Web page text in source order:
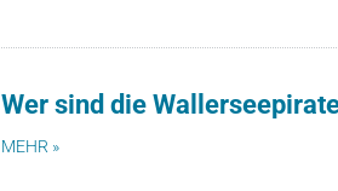
Wer sind die
MEHR »